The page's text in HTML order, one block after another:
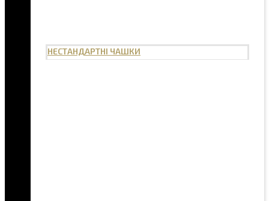
НЕСТАНДАРТНІ ЧАШКИ